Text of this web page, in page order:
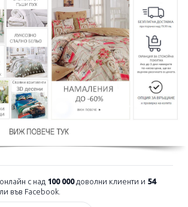
онлайн с над 100 000доволни клиенти и 54
във Facebook.